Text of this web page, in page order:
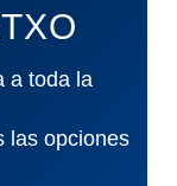
a toda la
las opciones